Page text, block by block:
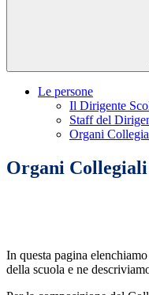
Le persone
Il Dirigente
Staff del
Organi
Organi Collegiali
In questa pagina
della scuola e ne